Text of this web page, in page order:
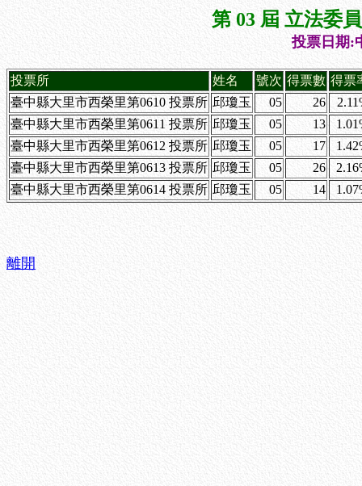
第 03 屆 立法委
投票日期:
投票所 姓名 號次 得票數 得票
臺中縣大里市西榮里第0610 投票所 邱瓊玉 05 26
臺中縣大里市西榮里第0611 投票所 邱瓊玉 05 13
臺中縣大里市西榮里第0612 投票所 邱瓊玉 05 17
臺中縣大里市西榮里第0613 投票所 邱瓊玉 05 26
臺中縣大里市西榮里第0614 投票所 邱瓊玉 05 14
離開